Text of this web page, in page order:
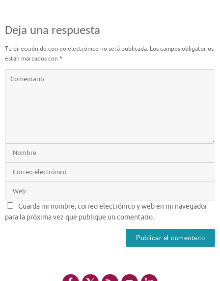
Deja una respuesta
Tu dirección de correo electrónico no será publicada. Los campos obligatorios
están marcados con *
Guarda mi nombre, correo electrónico y web en mi navegador
para la próxima vez que publique un comentario.